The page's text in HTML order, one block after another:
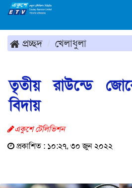
প্রচ্ছদ খেলাধুলা
তৃতীয় রাউন্ডে
বিদায়
একুশে টেলিভিশন
প্রকাশিত : ১০:২৭, ৩০ জুন ২০২২